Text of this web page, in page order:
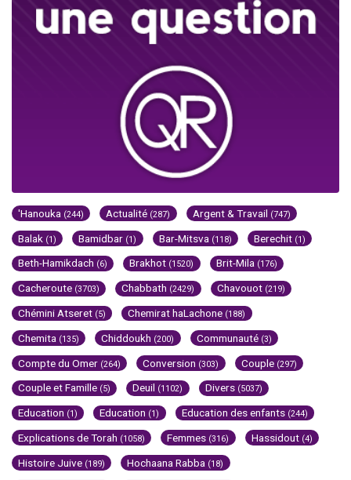
'Hanouka (244) Actualité (287) Argent & Travail (747)
Balak (1) Bamidbar (1) Bar-Mitsva (118) Berechit (1)
Beth-Hamikdach (6) Brakhot (1520) Brit-Mila (176)
Cacheroute (3703) Chabbath (2429) Chavouot (219)
Chémini Atseret (5) Chemirat haLachone (188)
Chemita (135) Chiddoukh (200) Communauté (3)
Compte du Omer (264) Conversion (303) Couple (297)
Couple et Famille (5) Deuil (1102) Divers (5037)
Education (1) Education (1) Education des enfants (244)
Explications de Torah (1058) Femmes (316) Hassidout (4)
Histoire Juive (189) Hochaana Rabba (18)